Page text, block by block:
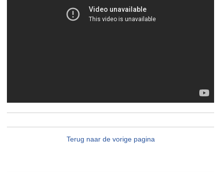
Terug naar de vorige pagina